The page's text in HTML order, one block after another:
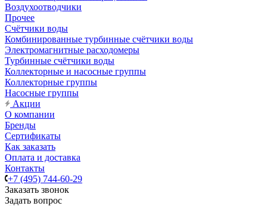
Воздухоотводчики
Прочее
Счётчики воды
Комбинированные турбинные счётчики воды
Электромагнитные расходомеры
Турбинные счётчики воды
Коллекторные и насосные группы
Коллекторные группы
Насосные группы
Акции
О компании
Бренды
Сертификаты
Как заказать
Оплата и доставка
Контакты
+7 (495) 744-60-29
Заказать звонок
Задать вопрос